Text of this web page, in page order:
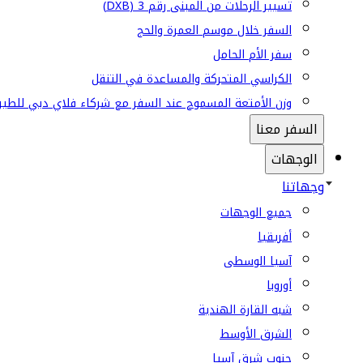
تسيير الرحلات من المبنى رقم 3 (DXB)
السفر خلال موسم العمرة والحج
سفر الأم الحامل
الكراسي المتحركة والمساعدة في التنقل
وزن الأمتعة المسموح عند السفر مع شركاء فلاي دبي
السفر معنا
الوجهات
وجهاتنا
جميع الوجهات
أفريقيا
آسيا الوسطى
أوروبا
شبه القارة الهندية
الشرق الأوسط
جنوب شرق آسيا